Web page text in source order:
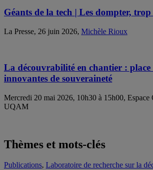
Géants de la tech | Les dompter,
La Presse, 26 juin 2026, Michèle Rioux
La découvrabilité en chantier :
innovantes de souveraineté
Mercredi 20 mai 2026, 10h30 à 15h00, Espace
UQAM
Thèmes et mots-clés
Publications, Laboratoire de recherche sur la